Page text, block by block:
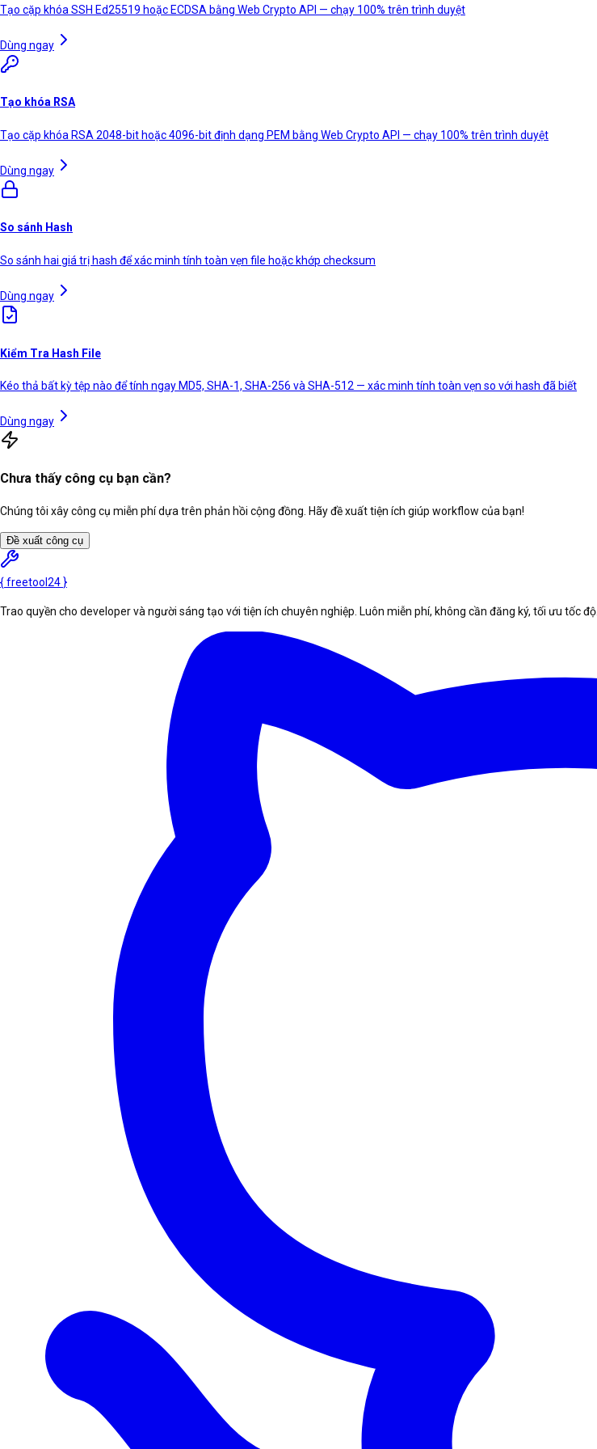
Tạo cặp khóa SSH Ed25519 hoặc ECDSA bằng Web Crypto API — chạy 100% trên trình duyệt
Dùng ngay
Tạo khóa RSA
Tạo cặp khóa RSA 2048-bit hoặc 4096-bit định dạng PEM bằng Web Crypto API — chạy 100% trên trình duyệt
Dùng ngay
So sánh Hash
So sánh hai giá trị hash để xác minh tính toàn vẹn file hoặc khớp checksum
Dùng ngay
Kiểm Tra Hash File
Kéo thả bất kỳ tệp nào để tính ngay MD5, SHA-1, SHA-256 và SHA-512 — xác minh tính toàn vẹn so với hash đã biết
Dùng ngay
Chưa thấy công cụ bạn cần?
Chúng tôi xây công cụ miễn phí dựa trên phản hồi cộng đồng. Hãy đề xuất tiện ích giúp workflow của bạn!
Đề xuất công cụ
{freetool 24 }
Trao quyền cho developer và người sáng tạo với tiện ích chuyên nghiệp. Luôn miễn phí, không cần đăng ký, tối ưu tốc độ.